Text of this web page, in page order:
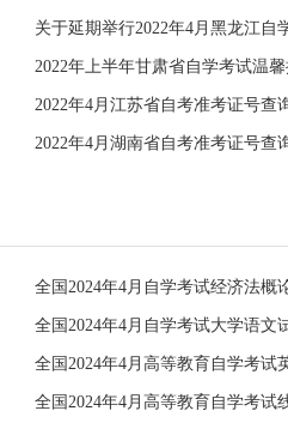
关于延期举行2022年4月黑龙江自
2022年上半年甘肃省自学考试温
2022年4月江苏省自考准考证号查
2022年4月湖南省自考准考证号查
全国2024年4月自学考试大学语文
全国2024年4月高等教育自学考试
全国2024年4月高等教育自学考试